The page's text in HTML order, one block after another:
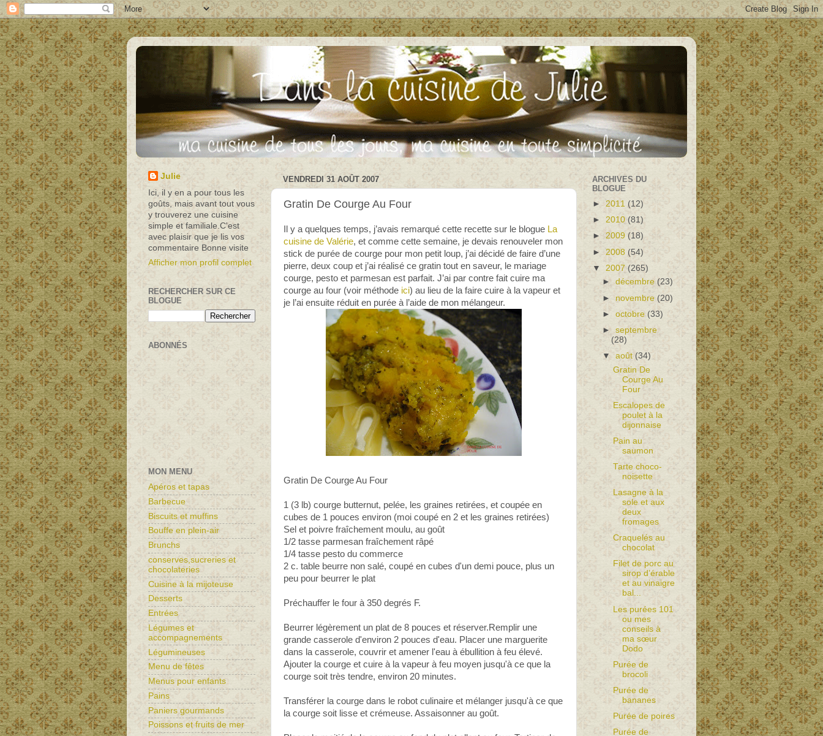
VENDREDI 31 AOÛT 2007
Gratin De Courge Au Four
Il y a quelques temps, j’avais remarqué cette recette sur le blogue La
cuisine de Valérie, et comme cette semaine, je devais renouveler mon
stick de purée de courge pour mon petit loup, j’ai décidé de faire d’une
pierre, deux coup et j’ai réalisé ce gratin tout en saveur, le mariage
courge, pesto et parmesan est parfait. J’ai par contre fait cuire ma
courge au four (voir méthode ici) au lieu de la faire cuire à la vapeur et
je l’ai ensuite réduit en purée à l’aide de mon mélangeur.
Gratin De Courge Au Four
1 (3 lb) courge butternut, pelée, les graines retirées, et coupée en
cubes de 1 pouces environ (moi coupé en 2 et les graines retirées)
Sel et poivre fraîchement moulu, au goût
1/2 tasse parmesan fraîchement râpé
1/4 tasse pesto du commerce
2 c. table beurre non salé, coupé en cubes d'un demi pouce, plus un
peu pour beurrer le plat
Préchauffer le four à 350 degrés F.
Beurrer légèrement un plat de 8 pouces et réserver.Remplir une
grande casserole d'environ 2 pouces d'eau. Placer une marguerite
dans la casserole, couvrir et amener l'eau à ébullition à feu élevé.
Ajouter la courge et cuire à la vapeur à feu moyen jusqu'à ce que la
courge soit très tendre, environ 20 minutes.
Transférer la courge dans le robot culinaire et mélanger jusqu'à ce que
la courge soit lisse et crémeuse. Assaisonner au goût.
Julie
Ici, il y en a pour tous les
goûts, mais avant tout vous
y trouverez une cuisine
simple et familiale.C'est
avec plaisir que je lis vos
commentaire Bonne visite
Afficher mon profil complet
RECHERCHER SUR CE
BLOGUE
ABONNÉS
MON MENU
Apéros et tapas
Barbecue
Biscuits et muffins
Bouffe en plein-air
Brunchs
conserves,sucreries et
chocolateries
Cuisine à la mijoteuse
Desserts
Entrées
Légumes et
accompagnements
Légumineuses
Menu de fêtes
Menus pour enfants
Pains
Paniers gourmands
Poissons et fruits de mer
ARCHIVES DU
BLOGUE
► 2011 (12)
► 2010(81)
► 2009 (18)
► 2008 (54)
▼ 2007(265)
►décembre (23)
► novembre(20)
►octobre (33)
►septembre
(28)
▼août (34)
Gratin De
Courge Au
Four
Escalopes de
poulet à la
dijonnaise
Pain au
saumon
Tarte choco-
noisette
Lasagne à la
sole et aux
deux
fromages
Craquelés au
chocolat
Filet de porc au
sirop d’érable
et au vinaigre
bal...
Les purées 101
ou mes
conseils à
ma sœur
Dodo
Purée de
brocoli
Purée de
bananes
Purée de poires
Purée de